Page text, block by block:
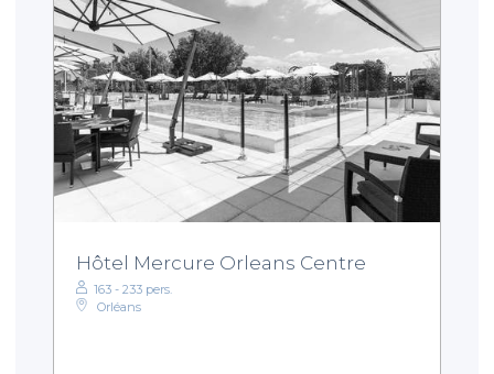
Hôtel Mercure Orleans Centre
163 - 233 pers.
Orléans